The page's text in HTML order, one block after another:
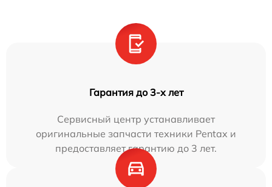
Гарантия до 3-х лет
Сервисный центр устанавливает
оригинальные запчасти техники Pentax и
предоставляет гарантию до 3 лет.